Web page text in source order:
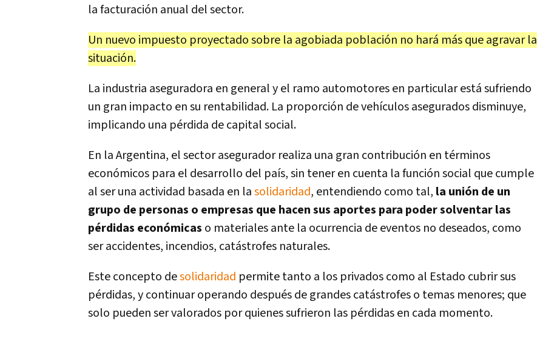
la facturación anual del sector.
Un nuevo impuesto proyectado sobre la agobiada población no hará más que agravar la
situación.
La industria aseguradora en general y el ramo automotores en particular está sufriendo
un gran impacto en su rentabilidad. La proporción de vehículos asegurados disminuye,
implicando una pérdida de capital social.
En la Argentina, el sector asegurador realiza una gran contribución en términos
económicos para el desarrollo del país, sin tener en cuenta la función social que cumple
al ser una actividad basada en lasolidaridad, entendiendo como tal, la unión de un
grupo de personas o empresas que hacen sus aportes para poder solventar las
pérdidas económicas o materiales ante la ocurrencia de eventos no deseados, como
ser accidentes, incendios, catástrofes naturales.
Este concepto desolidaridad permite tanto a los privados como al Estado cubrir sus
pérdidas, y continuar operando después de grandes catástrofes o temas menores; que
solo pueden ser valorados por quienes sufrieron las pérdidas en cada momento.